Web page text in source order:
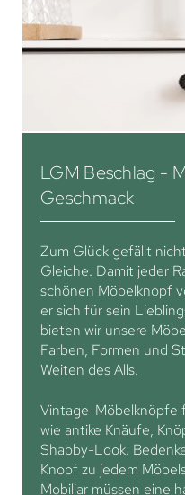
LGM Beschlag -
Geschmack
Zum Glück gefällt
Gleiche. Damit jeder
schönen Möbelknopf
er sich für sein
bieten wir unsere
Farben, Formen und
Weiten des Alls.
Vintage-Möbelknöpfe
wie antike Knäufe,
Shabby-Look.
Knopf zu jedem
Mobiliar müssen eine